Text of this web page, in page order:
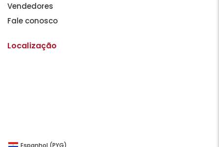
Vendedores
Fale conosco
Localização
Espanhol (PYG)